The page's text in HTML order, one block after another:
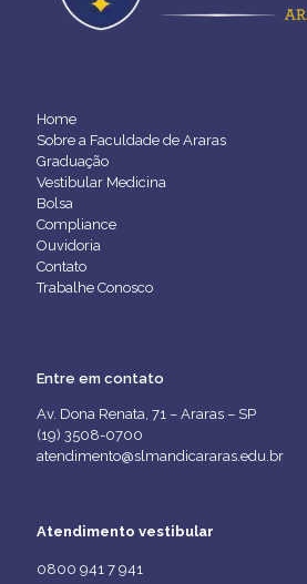
Home
Sobre a Faculdade de Araras
Graduação
Vestibular Medicina
Bolsa
Compliance
Ouvidoria
Contato
Trabalhe Conosco
Entre em contato
Av. Dona Renata, 71 – Araras – SP
(19) 3508-0700
atendimento@slmandicararas.edu.br
Atendimento vestibular
0800 941 7 941